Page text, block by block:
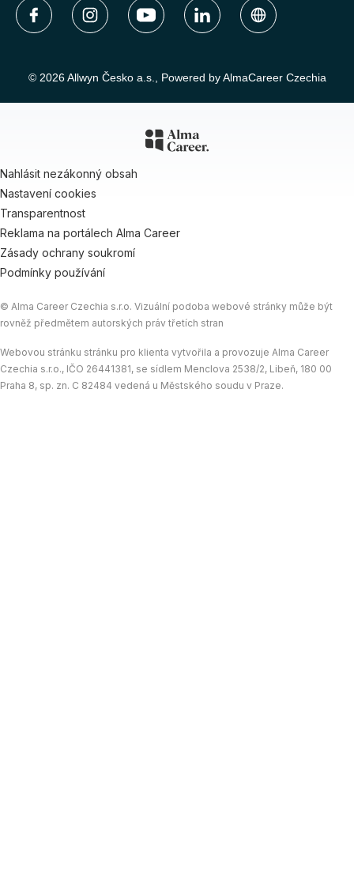
© 2026 Allwyn Česko a.s., Powered by AlmaCareer Czechia
Nahlásit nezákonný obsah
Nastavení cookies
Transparentnost
Reklama na portálech Alma Career
Zásady ochrany soukromí
Podmínky používání
© Alma Career Czechia s.r.o. Vizuální podoba webové stránky může být
rovněž předmětem autorských práv třetích stran
Webovou stránku stránku pro klienta vytvořila a provozuje Alma Career
Czechia s.r.o., IČO 26441381, se sídlem Menclova 2538/2, Libeň, 180 00
Praha 8, sp. zn. C 82484 vedená u Městského soudu v Praze.